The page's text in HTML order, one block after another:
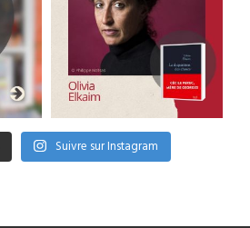
Suivre sur Instagram